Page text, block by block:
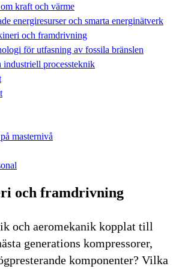
kraft och värme
energiresurser och smarta energinätverk
och framdrivning
för utfasning av fossila bränslen
industriell processteknik
masternivå
och framdrivning
och aeromekanik kopplat till
generations kompressorer,
komponenter? Vilka